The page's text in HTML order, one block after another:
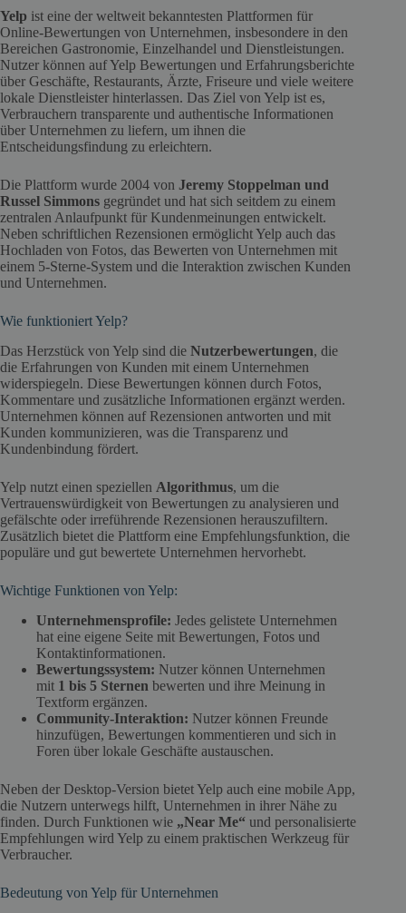
Yelp ist eine der weltweit bekanntesten Plattformen für
Online-Bewertungen von Unternehmen, insbesondere in den
Bereichen Gastronomie, Einzelhandel und Dienstleistungen.
Nutzer können auf Yelp Bewertungen und Erfahrungsberichte
über Geschäfte, Restaurants, Ärzte, Friseure und viele weitere
lokale Dienstleister hinterlassen. Das Ziel von Yelp ist es,
Verbrauchern transparente und authentische Informationen
über Unternehmen zu liefern, um ihnen die
Entscheidungsfindung zu erleichtern.
Die Plattform wurde 2004 von Jeremy Stoppelman und
Russel Simmons gegründet und hat sich seitdem zu einem
zentralen Anlaufpunkt für Kundenmeinungen entwickelt.
Neben schriftlichen Rezensionen ermöglicht Yelp auch das
Hochladen von Fotos, das Bewerten von Unternehmen mit
einem 5-Sterne-System und die Interaktion zwischen Kunden
und Unternehmen.
Wie funktioniert Yelp?
Das Herzstück von Yelp sind die Nutzerbewertungen, die
die Erfahrungen von Kunden mit einem Unternehmen
widerspiegeln. Diese Bewertungen können durch Fotos,
Kommentare und zusätzliche Informationen ergänzt werden.
Unternehmen können auf Rezensionen antworten und mit
Kunden kommunizieren, was die Transparenz und
Kundenbindung fördert.
Yelp nutzt einen speziellen Algorithmus, um die
Vertrauenswürdigkeit von Bewertungen zu analysieren und
gefälschte oder irreführende Rezensionen herauszufiltern.
Zusätzlich bietet die Plattform eine Empfehlungsfunktion, die
populäre und gut bewertete Unternehmen hervorhebt.
Wichtige Funktionen von Yelp:
Unternehmensprofile: Jedes gelistete Unternehmen
hat eine eigene Seite mit Bewertungen, Fotos und
Kontaktinformationen.
Bewertungssystem: Nutzer können Unternehmen
mit 1 bis 5 Sternen bewerten und ihre Meinung in
Textform ergänzen.
Community-Interaktion: Nutzer können Freunde
hinzufügen, Bewertungen kommentieren und sich in
Foren über lokale Geschäfte austauschen.
Neben der Desktop-Version bietet Yelp auch eine mobile App,
die Nutzern unterwegs hilft, Unternehmen in ihrer Nähe zu
finden. Durch Funktionen wie „Near Me“ und personalisierte
Empfehlungen wird Yelp zu einem praktischen Werkzeug für
Verbraucher.
Bedeutung von Yelp für Unternehmen